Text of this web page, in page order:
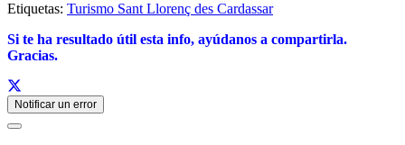
Etiquetas: Turismo Sant Llorenç des Cardassar
Si te ha resultado útil esta info, ayúdanos a compartirla.
Gracias.
Notificar un error